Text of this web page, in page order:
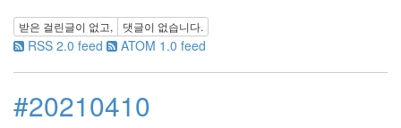
받은 걸린글이 없고, 댓글이 없습니다.
RSS 2.0 feed ATOM 1.0 feed
#20210410
0
2010
5
3